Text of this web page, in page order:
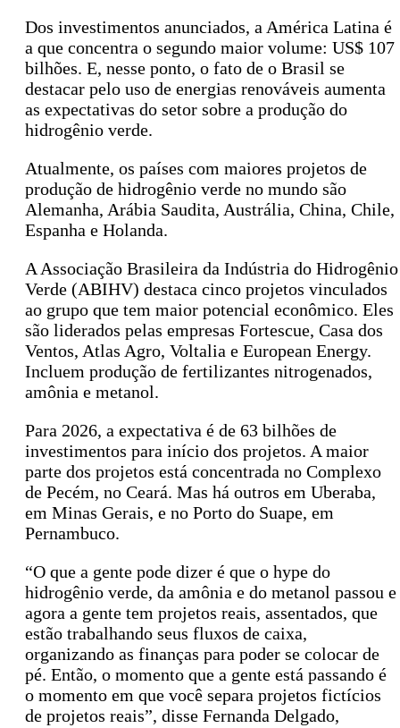
Dos investimentos anunciados, a América Latina é
a que concentra o segundo maior volume: US$ 107
bilhões. E, nesse ponto, o fato de o Brasil se
destacar pelo uso de energias renováveis aumenta
as expectativas do setor sobre a produção do
hidrogênio verde.
Atualmente, os países com maiores projetos de
produção de hidrogênio verde no mundo são
Alemanha, Arábia Saudita, Austrália, China, Chile,
Espanha e Holanda.
A Associação Brasileira da Indústria do Hidrogênio
Verde (ABIHV) destaca cinco projetos vinculados
ao grupo que tem maior potencial econômico. Eles
são liderados pelas empresas Fortescue, Casa dos
Ventos, Atlas Agro, Voltalia e European Energy.
Incluem produção de fertilizantes nitrogenados,
amônia e metanol.
Para 2026, a expectativa é de 63 bilhões de
investimentos para início dos projetos. A maior
parte dos projetos está concentrada no Complexo
de Pecém, no Ceará. Mas há outros em Uberaba,
em Minas Gerais, e no Porto do Suape, em
Pernambuco.
“O que a gente pode dizer é que o hype do
hidrogênio verde, da amônia e do metanol passou e
agora a gente tem projetos reais, assentados, que
estão trabalhando seus fluxos de caixa,
organizando as finanças para poder se colocar de
pé. Então, o momento que a gente está passando é
o momento em que você separa projetos fictícios
de projetos reais”, disse Fernanda Delgado,